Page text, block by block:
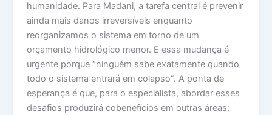
humanidade. Para Madani, a tarefa central é prevenir
ainda mais danos irreversíveis enquanto
reorganizamos o sistema em torno de um
orçamento hidrológico menor. E essa mudança é
urgente porque “ninguém sabe exatamente quando
todo o sistema entrará em colapso”. A ponta de
esperança é que, para o especialista, abordar esses
desafios produzirá cobenefícios em outras áreas;